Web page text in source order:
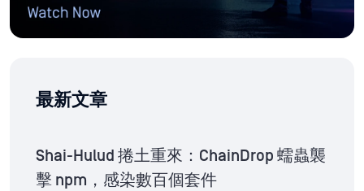
最新文章
Shai-Hulud 捲土重來：ChainDrop 蠕蟲襲
擊 npm，感染數百個套件